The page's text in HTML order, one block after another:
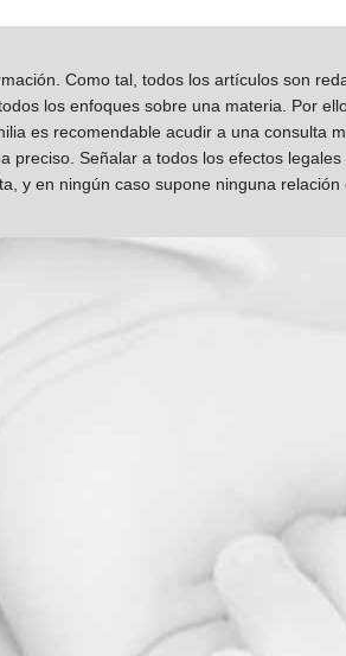
Como tal, todos los artículos son
los enfoques sobre una materia. Por
es recomendable acudir a una consulta
preciso. Señalar a todos los efectos
y en ningún caso supone ninguna relación